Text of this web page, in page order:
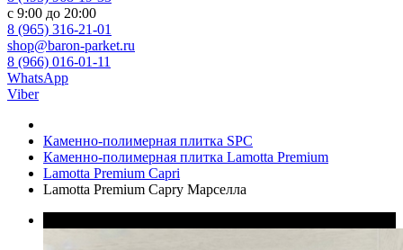
с 9:00 до 20:00
8 (965) 316-21-01
shop@baron-parket.ru
8 (966) 016-01-11
WhatsApp
Viber
Каменно-полимерная плитка SPC
Каменно-полимерная плитка Lamotta Premium
Lamotta Premium Capri
Lamotta Premium Capry Марселла